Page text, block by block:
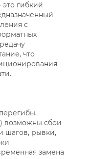
гибкий
с
что
возможны сбои
шагов, рывки,
замена